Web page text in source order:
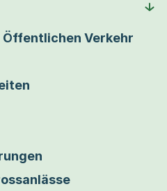
Verkehr